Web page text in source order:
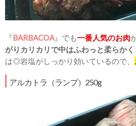
『BARBACOA 』でも一番人気のお肉
がりカリカリで中はふわっと柔らかく
は◎岩塩がしっかり効いているので、
アルカトラ（ランプ）250g